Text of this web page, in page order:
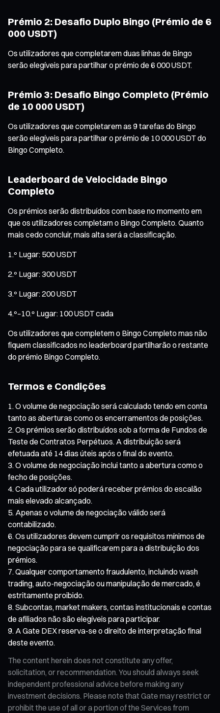
Prémio 2: Desafio Duplo Bingo (Prémio de 6
000 USDT)
Os utilizadores que completarem duas linhas de Bingo
serão elegíveis para partilhar o prémio de 6 000 USDT.
Prémio 3: Desafio Bingo Completo (Prémio
de 10 000 USDT)
Os utilizadores que completarem as 9 tarefas do Bingo
serão elegíveis para partilhar o prémio de 10 000 USDT do
Bingo Completo.
Leaderboard de Velocidade Bingo
Completo
Os prémios serão distribuídos com base no momento em
que os utilizadores completam o Bingo Completo. Quanto
mais cedo concluir, mais alta será a classificação.
1.º Lugar: 500 USDT
2.º Lugar: 300 USDT
3.º Lugar: 200 USDT
4.º–10.º Lugar: 100 USDT cada
Os utilizadores que completem o Bingo Completo mas não
fiquem classificados no leaderboard partilharão o restante
do prémio Bingo Completo.
Termos e Condições
O volume de negociação será calculado tendo em conta
tanto as aberturas como os encerramentos de posições.
Os prémios serão distribuídos sob a forma de Fundos de
Teste de Contratos Perpétuos. A distribuição será
efetuada até 14 dias úteis após o final do evento.
O volume de negociação inclui tanto a abertura como o
fecho de posições.
Cada utilizador só poderá receber prémios do escalão
mais elevado alcançado.
Apenas o volume de negociação válido será
contabilizado.
Os utilizadores devem cumprir os requisitos mínimos de
negociação para se qualificarem para a distribuição dos
prémios.
Qualquer comportamento fraudulento, incluindo wash
trading, auto-negociação ou manipulação de mercado, é
estritamente proibido.
Subcontas, market makers, contas institucionais e contas
de afiliados não são elegíveis para participar.
A Gate DEX reserva-se o direito de interpretação final
deste evento.
The content herein does not constitute any offer,
solicitation, or recommendation. You should always seek
independent professional advice before making any
investment decisions. Please note that Gate may restrict or
prohibit the use of all or a portion of the Services from